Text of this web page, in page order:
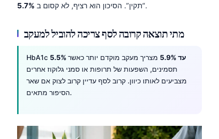
“תקין”. הסיכון הוא רציף, לא קסום ב 5.7% .
מתי תוצאה קרובה לסף צריכה להוביל למעקב
HbA1c 5.5% עד 5.9%
מצריך מעקב מוקדם יותר כאשר
תסמינים, השפעות של תרופות או סמני גלוקוז אחרים
מצביעים לאותו כיוון. קרוב לסף עדיין קרוב לצוק אם שאר
הסיפור מתאים.